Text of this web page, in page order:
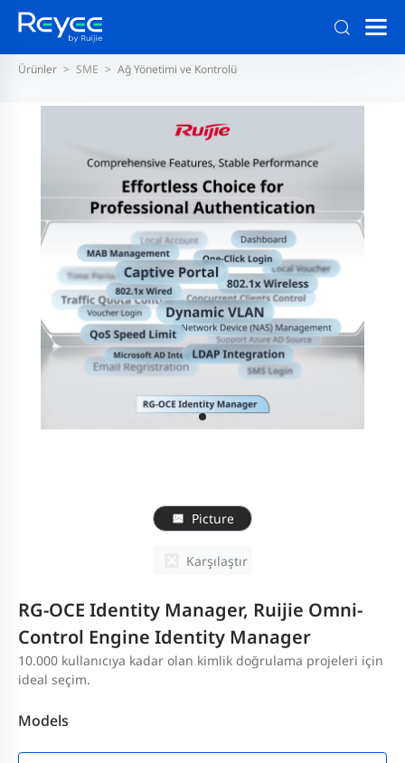
Ürünler SME Ağ Yönetimi ve Kontrolü
Picture
Karşılaştır
RG-OCE Identity Manager, Ruijie Omni-
Control Engine Identity Manager
10.000 kullanıcıya kadar olan kimlik doğrulama projeleri için
ideal seçim.
Models